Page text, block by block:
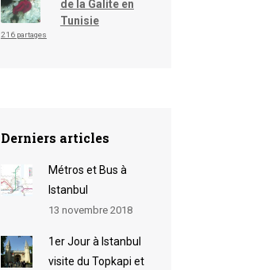
de la Galite en
Tunisie
216 partages
Derniers articles
Métros et Bus à
Istanbul
13 novembre 2018
1er Jour à Istanbul
visite du Topkapi et